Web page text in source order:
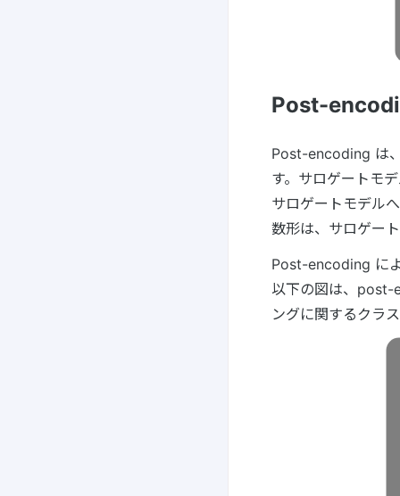
Post-
Post-encoding は
す。サロゲートモ
サロゲートモデル
数形は、サロゲー
Post-encoding に
以下の図は、post-
ングに関するクラ